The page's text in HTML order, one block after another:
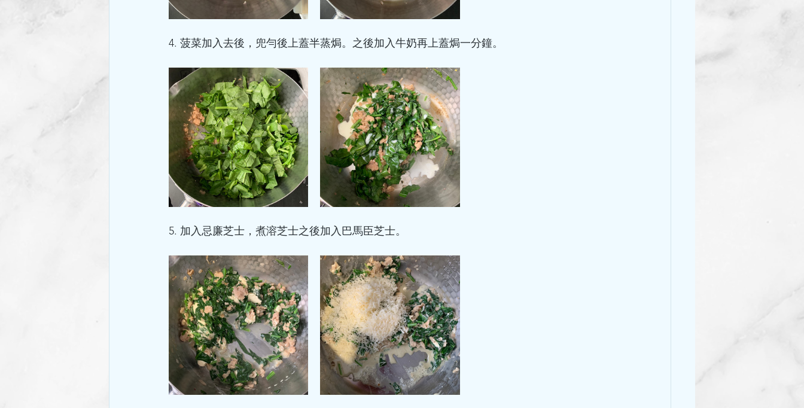
4. 菠菜加入去後，兜勻後上蓋半蒸焗。之後加入牛奶再上蓋焗一分鐘。
5. 加入忌廉芝士，煮溶芝士之後加入巴馬臣芝士。